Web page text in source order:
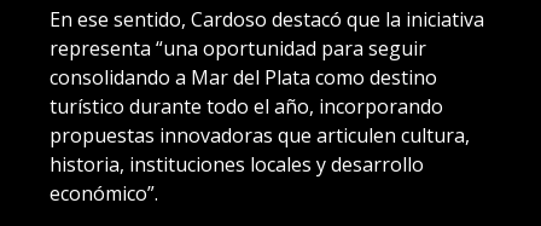
En ese sentido, Cardoso destacó que la iniciativa
representa “una oportunidad para seguir
consolidando a Mar del Plata como destino
turístico durante todo el año, incorporando
propuestas innovadoras que articulen cultura,
historia, instituciones locales y desarrollo
económico”.